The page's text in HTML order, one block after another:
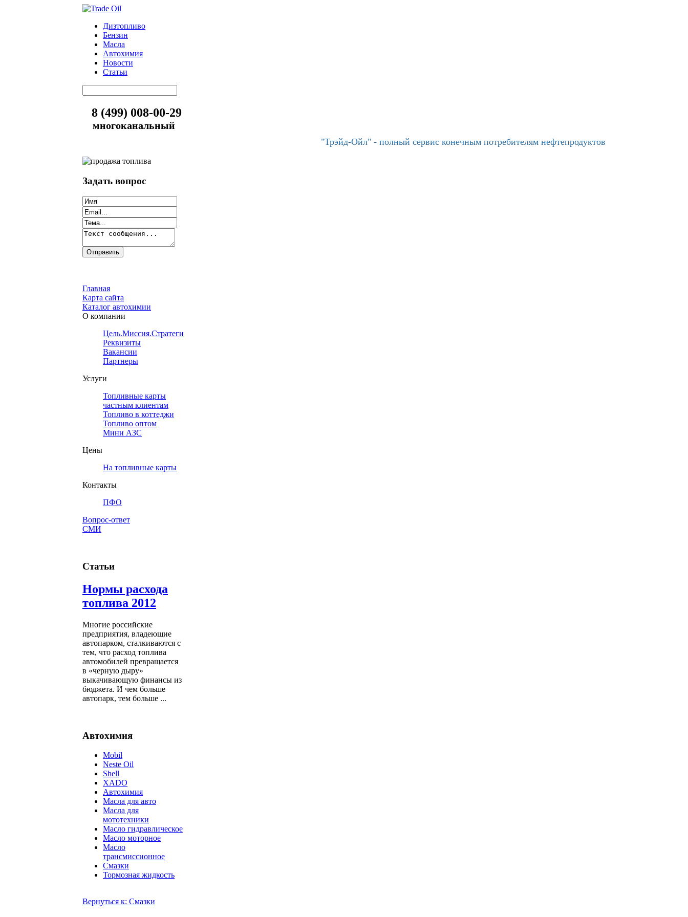
Дизтопливо
Бензин
Масла
Автохимия
Новости
Статьи
8 (499) 008-00-29
многоканальный
"Трэйд-Ойл" - полный сервис конечным потребителям нефтепродуктов
Задать вопрос
Главная
Карта сайта
Каталог автохимии
О компании
Цель.Миссия.Стратегия.
Реквизиты
Вакансии
Партнеры
Услуги
Топливные карты
частным клиентам
Топливо в коттеджи
Топливо оптом
Мини АЗС
Цены
На топливные карты
Контакты
ПФО
Вопрос-ответ
СМИ
Статьи
Нормы расхода
топлива 2012
Многие российские
предприятия, владеющие
автопарком, сталкиваются с
тем, что расход топлива
автомобилей превращается
в «черную дыру»
выкачивающую финансы из
бюджета. И чем больше
автопарк, тем больше ...
Автохимия
Mobil
Neste Oil
Shell
XADO
Автохимия
Масла для авто
Масла для
мототехники
Масло гидравлическое
Масло моторное
Масло
трансмиссионное
Смазки
Тормозная жидкость
Вернуться к: Смазки